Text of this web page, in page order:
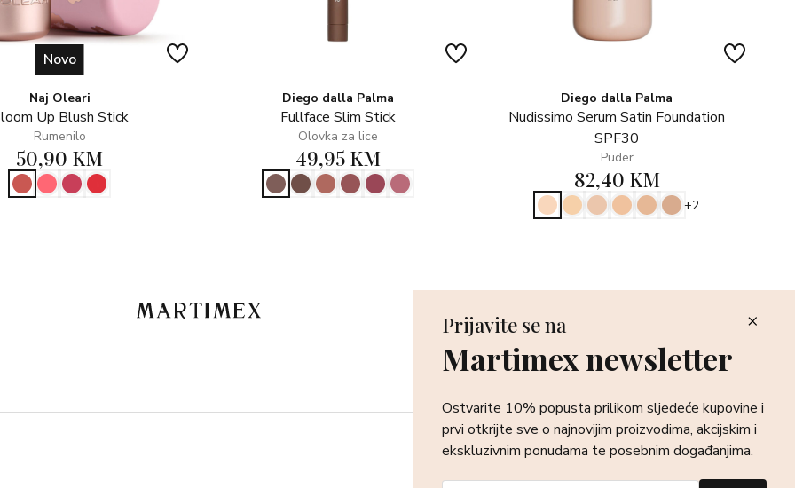
Novo
Naj Oleari
Up Blush Stick
Rumenilo
50,90 KM
Diego dalla Palma
Fullface Slim Stick
Olovka za lice
49,95 KM
Diego dalla Palma
Nudissimo Serum Satin Foundation
SPF30
Puder
82,40 KM
+2
Poslovnice
Povrat i reklamacija
Dostava i isporuka
Plaćanje robe
Prijavite se na
Martimex newsletter
Ostvarite 10% popusta prilikom sljedeće kupovine i
prvi otkrijte sve o najnovijim proizvodima, akcijskim i
ekskluzivnim ponudama te posebnim događanjima.